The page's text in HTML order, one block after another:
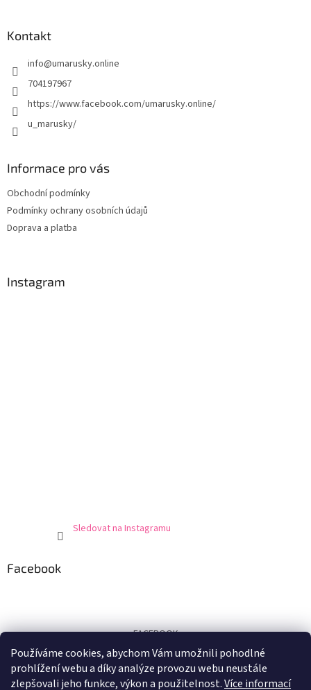
Používáme cookies, abychom Vám umožnili pohodlné
prohlížení webu a díky analýze provozu webu neustále
zlepšovali jeho funkce, výkon a použitelnost.Více informací
Kontakt
info@umarusky.online
704197967
https://www.facebook.com/umarusky.online/
u_marusky/
Informace pro vás
Obchodní podmínky
Podmínky ochrany osobních údajů
Doprava a platba
Instagram
Sledovat na Instagramu
Facebook
FACEBOOK
Certifikát